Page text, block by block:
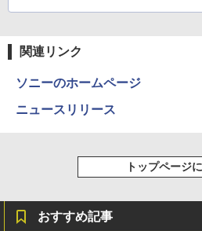
【電子書籍】[
レスイヤホン
学/WEB会議(ホ
レスイヤホン
リング ANC 36
【Amazon.co.jp
￥998
￥1,625
コミックス
関連リンク
ソニーのホームページ
ニュースリリース
トップページ
おすすめ記事